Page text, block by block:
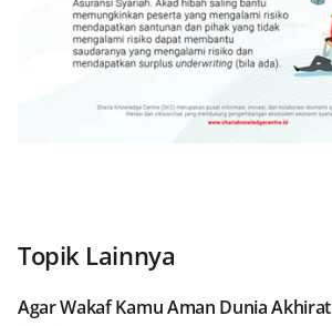
Topik Lainnya
Agar Wakaf Kamu Aman Dunia Akhirat